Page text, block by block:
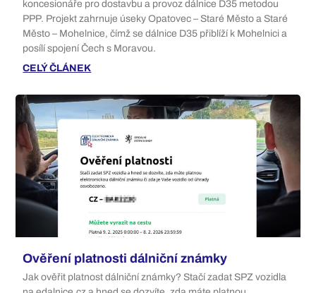
koncesionáře pro dostavbu a provoz dálnice D35 metodou
PPP. Projekt zahrnuje úseky Opatovec – Staré Město a Staré
Město – Mohelnice, čímž se dálnice D35 přiblíží k Mohelnici a
posílí spojení Čech s Moravou.
CELÝ ČLÁNEK
Ověření platnosti dálniční známky
Jak ověřit platnost dálniční známky? Stačí zadat SPZ vozidla